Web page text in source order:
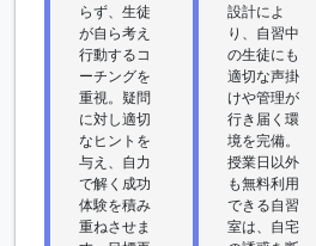
らず、生徒
が自ら考え
行動するコ
ーチングを
重視。疑問
に対し適切
なヒントを
与え、自力
で解く成功
体験を積み
重ねさせま
設計によ
り、自習中
の生徒にも
適切な声掛
けや管理が
行き届く環
境を完備。
授業日以外
も無料利用
できる自習
室は、自宅